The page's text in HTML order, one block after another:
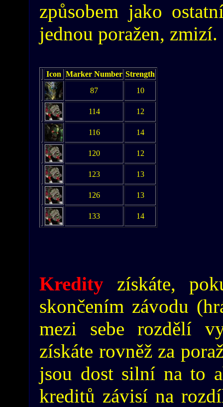
způsobem jako
jednou poražen, zmizí.
Icon Marker Number Strength
87
10
114 12
116 14
120 12
123 13
126 13
133 14
Kredity získáte,
skončením závodu
mezi sebe rozdělí
získáte rovněž za
jsou dost silní na to
kreditů závisí na